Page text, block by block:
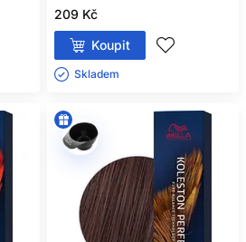
209 Kč
Koupit
Skladem ㅤ